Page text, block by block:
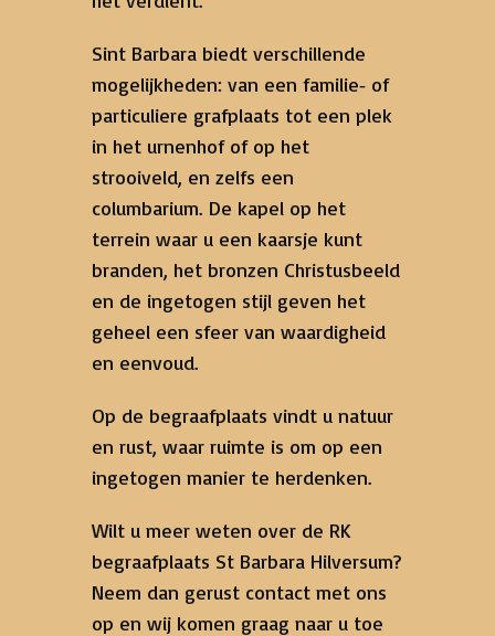
Sint Barbara biedt verschillende
mogelijkheden: van een familie‑ of
particuliere grafplaats tot een plek
in het urnenhof of op het
strooiveld, en zelfs een
columbarium. De kapel op het
terrein waar u een kaarsje kunt
branden, het bronzen Christusbeeld
en de ingetogen stijl geven het
geheel een sfeer van waardigheid
en eenvoud.
Op de begraafplaats vindt u natuur
en rust, waar ruimte is om op een
ingetogen manier te herdenken.
Wilt u meer weten over de RK
begraafplaats St Barbara Hilversum?
Neem dan gerust contact met ons
op en wij komen graag naar u toe